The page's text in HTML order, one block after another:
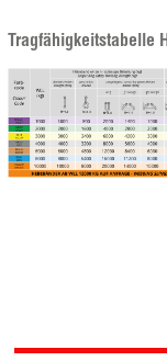
Tragfähigkeitstabelle